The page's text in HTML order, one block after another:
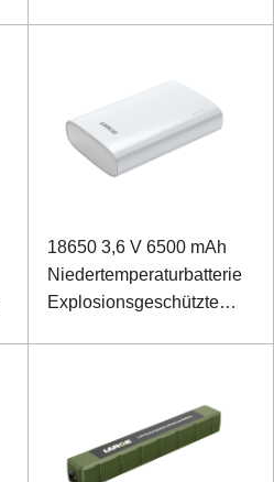
18650 3,6 V 6500 mAh
Niedertemperaturbatterie
Explosionsgeschützte